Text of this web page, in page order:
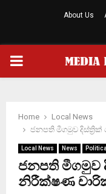
About Us
PRIMARY
Home
Local News
ජනපති මීගමුව
Local News News Political
ජනපති මීගමුව
නිරීක්ෂණ